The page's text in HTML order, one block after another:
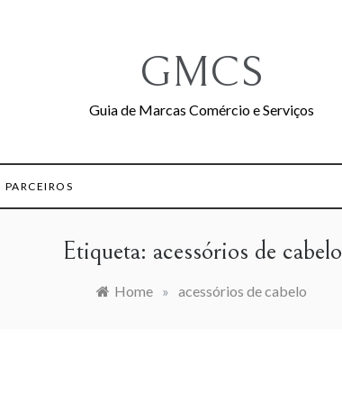
GMCS
Guia de Marcas Comércio e Serviços
PARCEIROS
Etiqueta: acessórios de cabelo
Home » acessórios de cabelo